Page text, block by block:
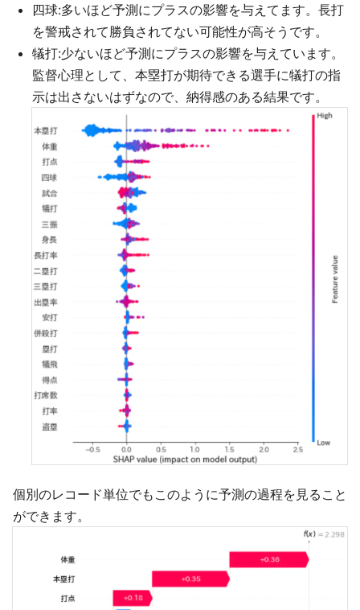
四球:多いほど予測にプラスの影響を与えてます。長打
を警戒されて勝負されてない可能性が高そうです。
犠打:少ないほど予測にプラスの影響を与えています。
監督心理として、本塁打が期待できる選手に犠打の指
示は出さないはずなので、納得感のある結果です。
個別のレコード単位でもこのように予測の過程を見ること
ができます。